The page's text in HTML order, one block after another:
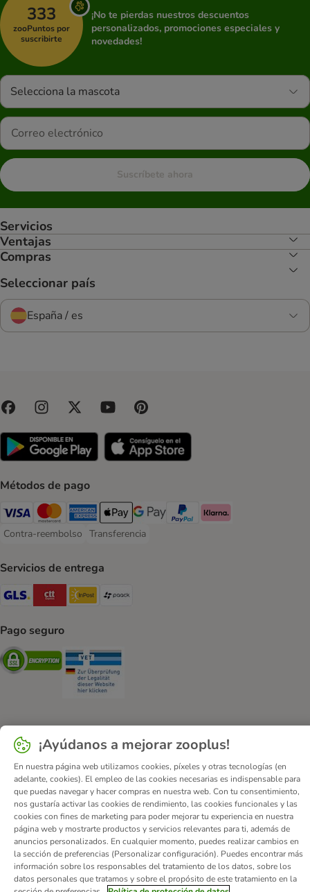
333
zooPuntos por
suscribirte
¡No te pierdas nuestros descuentos
personalizados, promociones especiales y
novedades!
Selecciona la mascota
Suscríbete ahora
Servicios
Ventajas
Compras
Seleccionar país
España / es
Métodos de pago
Visa Payment Method
Mastercard Payment Method
American Express Payment Method
Apple Pay Payment Method
Google Pay Payment Method
PayPal Payment Method
Klarna Payment Method
Contra-reembolso
Contra-reembolso Payment Method
Transferencia
Transferencia Payment Method
Servicios de entrega
GLS Shipping Method
CTTExpress Shipping Method
InPost Shipping Method
Pago seguro
Security
Quiénes somos Empleo Corporate Website
Condiciones comerciales generales
DSA
Formulario de desistimiento
Contacto
Gastos de envío y plazo de entrega
Formas de pago
Programa de afiliación
Protección de datos
Declaración de accesibilidad
© zooplus SE 2026
¡Ayúdanos a mejorar zooplus!
En nuestra página web utilizamos cookies, píxeles y otras tecnologías (en
adelante, cookies). El empleo de las cookies necesarias es indispensable para
que puedas navegar y hacer compras en nuestra web. Con tu consentimiento,
nos gustaría activar las cookies de rendimiento, las cookies funcionales y las
cookies con fines de marketing para poder mejorar tu experiencia en nuestra
página web y mostrarte productos y servicios relevantes para ti, además de
anuncios personalizados. En cualquier momento, puedes realizar cambios en
la sección de preferencias (Personalizar configuración). Puedes encontrar más
información sobre los responsables del tratamiento de los datos, sobre los
datos personales que tratamos y sobre el propósito de este tratamiento en la